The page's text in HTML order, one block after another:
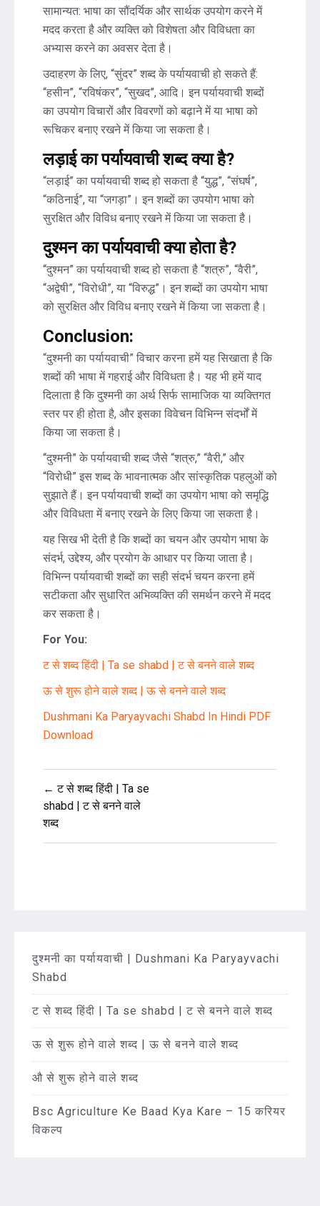
सामान्यत: भाषा का सौंदर्यिक और सार्थक उपयोग करने में
मदद करता है और व्यक्ति को विशेषता और विविधता का
अभ्यास करने का अवसर देता है।
उदाहरण के लिए, “सुंदर” शब्द के पर्यायवाची हो सकते हैं:
“हसीन”, “रविषंकर”, “सुखद”, आदि। इन पर्यायवाची शब्दों
का उपयोग विचारों और विवरणों को बढ़ाने में या भाषा को
रूचिकर बनाए रखने में किया जा सकता है।
लड़ाई का पर्यायवाची शब्द क्या है?
“लड़ाई” का पर्यायवाची शब्द हो सकता है “युद्ध”, “संघर्ष”,
“कठिनाई”, या “जगड़ा”। इन शब्दों का उपयोग भाषा को
सुरक्षित और विविध बनाए रखने में किया जा सकता है।
दुश्मन का पर्यायवाची क्या होता है?
“दुश्मन” का पर्यायवाची शब्द हो सकता है “शत्रु”, “वैरी”,
“अद्वेषी”, “विरोधी”, या “विरुद्ध”। इन शब्दों का उपयोग भाषा
को सुरक्षित और विविध बनाए रखने में किया जा सकता है।
Conclusion:
“दुश्मनी का पर्यायवाची” विचार करना हमें यह सिखाता है कि
शब्दों की भाषा में गहराई और विविधता है। यह भी हमें याद
दिलाता है कि दुश्मनी का अर्थ सिर्फ सामाजिक या व्यक्तिगत
स्तर पर ही होता है, और इसका विवेचन विभिन्न संदर्भों में
किया जा सकता है।
“दुश्मनी” के पर्यायवाची शब्द जैसे “शत्रु,” “वैरी,” और
“विरोधी” इस शब्द के भावनात्मक और सांस्कृतिक पहलुओं को
सुझाते हैं। इन पर्यायवाची शब्दों का उपयोग भाषा को समृद्धि
और विविधता में बनाए रखने के लिए किया जा सकता है।
यह सिख भी देती है कि शब्दों का चयन और उपयोग भाषा के
संदर्भ, उद्देश्य, और प्रयोग के आधार पर किया जाता है।
विभिन्न पर्यायवाची शब्दों का सही संदर्भ चयन करना हमें
सटीकता और सुधारित अभिव्यक्ति की समर्थन करने में मदद
कर सकता है।
For You:
ट से शब्द हिंदी | Ta se shabd | ट से बनने वाले शब्द
ऊ से शुरू होने वाले शब्द | ऊ से बनने वाले शब्द
Dushmani Ka Paryayvachi Shabd In Hindi PDF
Download
Post
navigation
← ट से शब्द हिंदी | Ta se
shabd | ट से बनने वाले
शब्द
दुश्मनी का पर्यायवाची | Dushmani Ka Paryayvachi
Shabd
ट से शब्द हिंदी | Ta se shabd | ट से बनने वाले शब्द
ऊ से शुरू होने वाले शब्द | ऊ से बनने वाले शब्द
औ से शुरू होने वाले शब्द
Bsc Agriculture Ke Baad Kya Kare – 15 करियर
विकल्प